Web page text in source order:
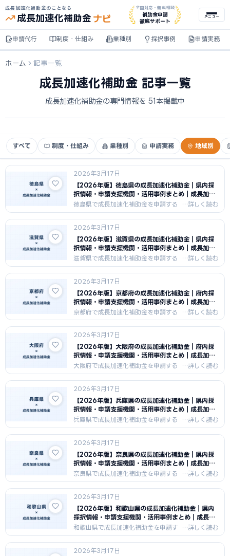
成長加速化補助金のことなら
成長加速化補助金 ナビ
全国対応・無料相談
補助金申請
徹底サポート
メニュー
申請代行 制度・仕組み 業種別 採択事例 申請実務
ホーム 記事一覧
成長加速化補助金 記事一覧
成長加速化補助金の専門情報を 51本掲載中
すべて 制度・仕組み 業種別 申請実務 地域別
2026年3月17日
【2026年版】徳島県の成長加速化補助金｜県内採
択情報・申請支援機関・活用事例まとめ｜成長加速
化補助金ナビ
徳島県で成長加速化補助金を申請する
中小企業向けに、県内の採択傾向・申
請支援機関・活用事例をまとめまし
た。徳島県の食品・化学・デジタル産
業の特性を活かした申請戦略と支援機
関情報を紹介します。
2026年3月17日
【2026年版】滋賀県の成長加速化補助金｜県内採
択情報・申請支援機関・活用事例まとめ｜成長加速
化補助金ナビ
滋賀県で成長加速化補助金を申請する
中小企業向けに、県内の採択傾向・申
請支援機関・活用事例をまとめまし
た。滋賀県の製造業・物流・観光の産
業特性を活かした申請戦略と支援機関
情報を紹介します。
2026年3月17日
【2026年版】京都府の成長加速化補助金｜府内採
択情報・申請支援機関・活用事例まとめ｜成長加速
化補助金ナビ
京都府で成長加速化補助金を申請する
中小企業向けに、府内の採択傾向・申
請支援機関・活用事例をまとめまし
た。京都府の伝統産業・電子・IT・観
光の特性を活かした申請戦略と支援機
関情報を紹介します。
2026年3月17日
【2026年版】大阪府の成長加速化補助金｜府内採
択情報・申請支援機関・活用事例まとめ｜成長加速
化補助金ナビ
大阪府で成長加速化補助金を申請する
中小企業向けに、府内の採択傾向・申
請支援機関・活用事例をまとめまし
た。大阪府の製造業・商業・サービス
業の産業集積を活かした申請戦略と支
援機関情報を紹介します。
2026年3月17日
【2026年版】兵庫県の成長加速化補助金｜県内採
択情報・申請支援機関・活用事例まとめ｜成長加速
化補助金ナビ
兵庫県で成長加速化補助金を申請する
中小企業向けに、県内の採択傾向・申
請支援機関・活用事例をまとめまし
た。兵庫県の鉄鋼・機械・化学・食品
の産業特性を活かした申請戦略と支援
機関情報を紹介します。
2026年3月17日
【2026年版】奈良県の成長加速化補助金｜県内採
択情報・申請支援機関・活用事例まとめ｜成長加速
化補助金ナビ
奈良県で成長加速化補助金を申請する
中小企業向けに、県内の採択傾向・申
請支援機関・活用事例をまとめまし
た。奈良県の製造業・観光・伝統工芸
の産業特性を活かした申請戦略と支援
機関情報を紹介します。
2026年3月17日
【2026年版】和歌山県の成長加速化補助金｜県内
採択情報・申請支援機関・活用事例まとめ｜成長加
速化補助金ナビ
和歌山県で成長加速化補助金を申請す
る中小企業向けに、県内の採択傾向・
申請支援機関・活用事例をまとめまし
た。和歌山県の食品・観光・林業の産
2026年3月17日